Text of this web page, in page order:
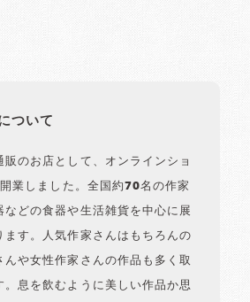
ついて
販のお店として、オンラインショ
業しました。全国約70名の作家
などの食器や生活雑貨を中心に展
ます。人気作家さんはもちろんの
んや女性作家さんの作品も多く取
。息を飲むように美しい作品か思